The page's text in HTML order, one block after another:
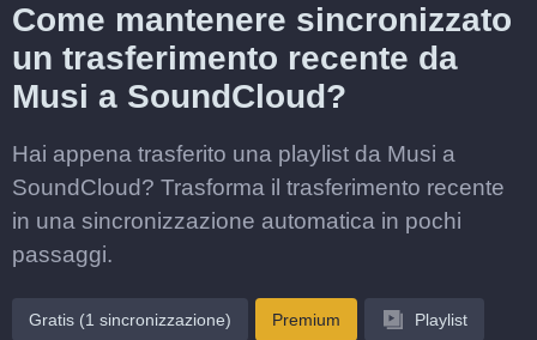
Come mantenere sincronizzato
un trasferimento recente da
Musi a SoundCloud?
Hai appena trasferito una playlist da Musi a
SoundCloud? Trasforma il trasferimento recente
in una sincronizzazione automatica in pochi
passaggi.
Gratis (1 sincronizzazione) Premium Playlist